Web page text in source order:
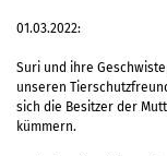
01.03.2022:
Suri und ihre
unseren
sich die Besitzer der
kümmern.